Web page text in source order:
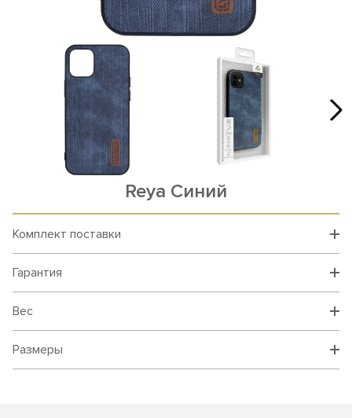
Reya Синий
Комплект поставки
Гарантия
Вес
Размеры